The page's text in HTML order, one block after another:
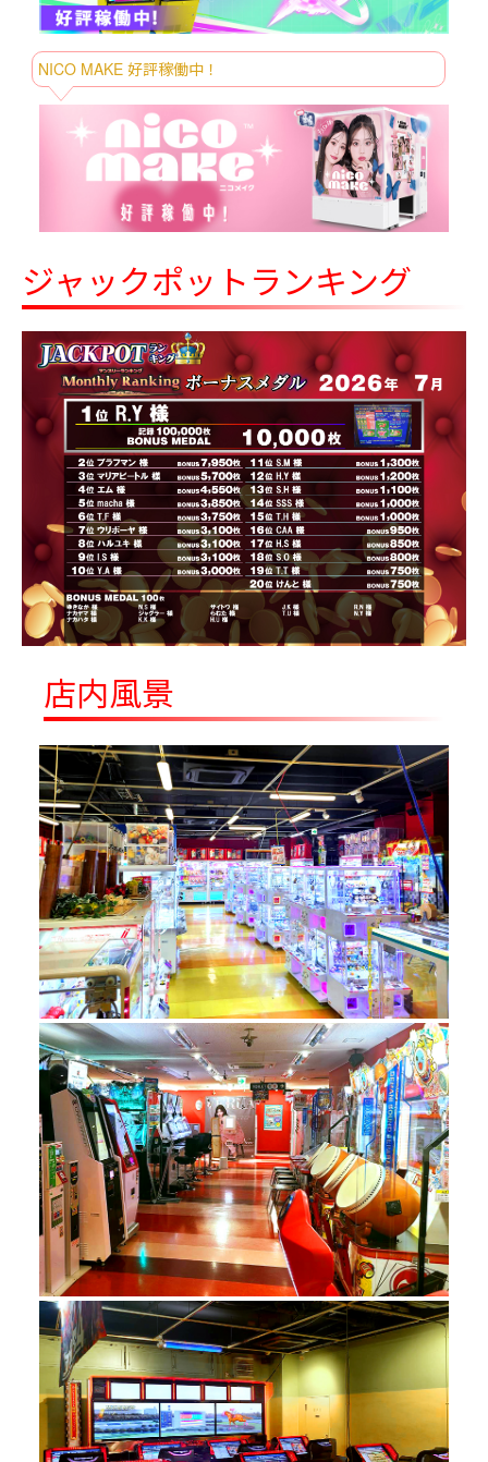
8/7～
ロッツォ 超超BIGぬいぐるみ
8/7～
星のカービィ ほのぼのBIGぬいぐるみ
8/8～
【当社限定】TOFT
GM036（Green×Brown、Green×Black）
8/8～
【当社限定】TOFT KD035（Blue×Yellow
Green、Pink×Green、Yellow×Orange）
【当社限定】TORENAI JURIA ROB TIM
8/8～
とっとこハム太郎 マリンマスコット
8/8～
ドラゴンクエスト AM すこしおおきな
ぬいぐるみ キングスライム＆ベスキン
グ＆スライムベホマズン
8/8～
パペットスンスン ベーカリーBIGぬいぐ
るみ
8/8～
マインクラフト プルバックぬいぐるみ：
クリーパー：スティーブ
8/14～
mofusand ギンガムチェックサメにゃん
BIGぬいぐるみ
8/14～
映画ちいかわ 人魚の島のひみつ 島二郎
BIGぬいぐるみ
8/14～
映画ちいかわ 人魚の島のひみつ 討伐マス
コット～映画ver.～
8/15～
ナルミヤキャラクターズ mezzo piano
8/15～
ミッフィー 特大サイズぬいぐるみ み
ずたまのワンピース
8/15～
ムーミン谷のなかまたち リフレクター
付き ぬいぐるみマスコット
8/18～
ドラゴンボールZ MATCH MAKERS 超サ
イヤ人ゴテンクス（VS魔人ブウ）
8/18～
ポケットモンスター つれてってぬいぐる
み～ミジュマル・ヒバニー・ニャオハ～
8/18～
ポケットモンスター めちゃもふぐっと く
つろぎタイムぬいぐるみ～ヤドン～
8/18～
ポケットモンスター もふぐっとぬいぐる
み～カゲボウズ・ゾロア～
8/19～
モンチッチ LOVE Happy Angelマスコッ
ト
8/19～
モンチッチ きのこぬいぐるみ
8/20～
クレヨンしんちゃん キラつやクーラーバ
ッグ
8/20～
サンリオキャラクターズ ハオハオネオン
タウンドール1
8/20～
サンリオキャラクターズ ハオハオネオン
タウンドール2
8/20～
サンリオキャラクターズ ぺたんこ着ぐる
みマスコット～海のいきもの～
8/20～
テレタビーズ Ready, Steady, Go! GBぬい
ぐるみ（ティンキー・ウィンキー ラー
ラ）
8/20～
ハローキティ ピンククリアウィンドウリ
NICO MAKE 好評稼働中！
ジャックポットランキング
店内風景